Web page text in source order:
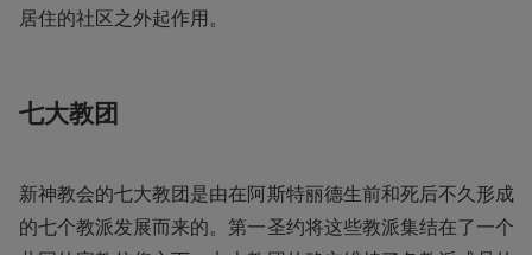
居住的社区之外起作用。
七大教团
新神教会的七大教团是由在阿斯特丽德生前和死后不久形成
的七个教派发展而来的。第一圣约将这些教派集结在了一个